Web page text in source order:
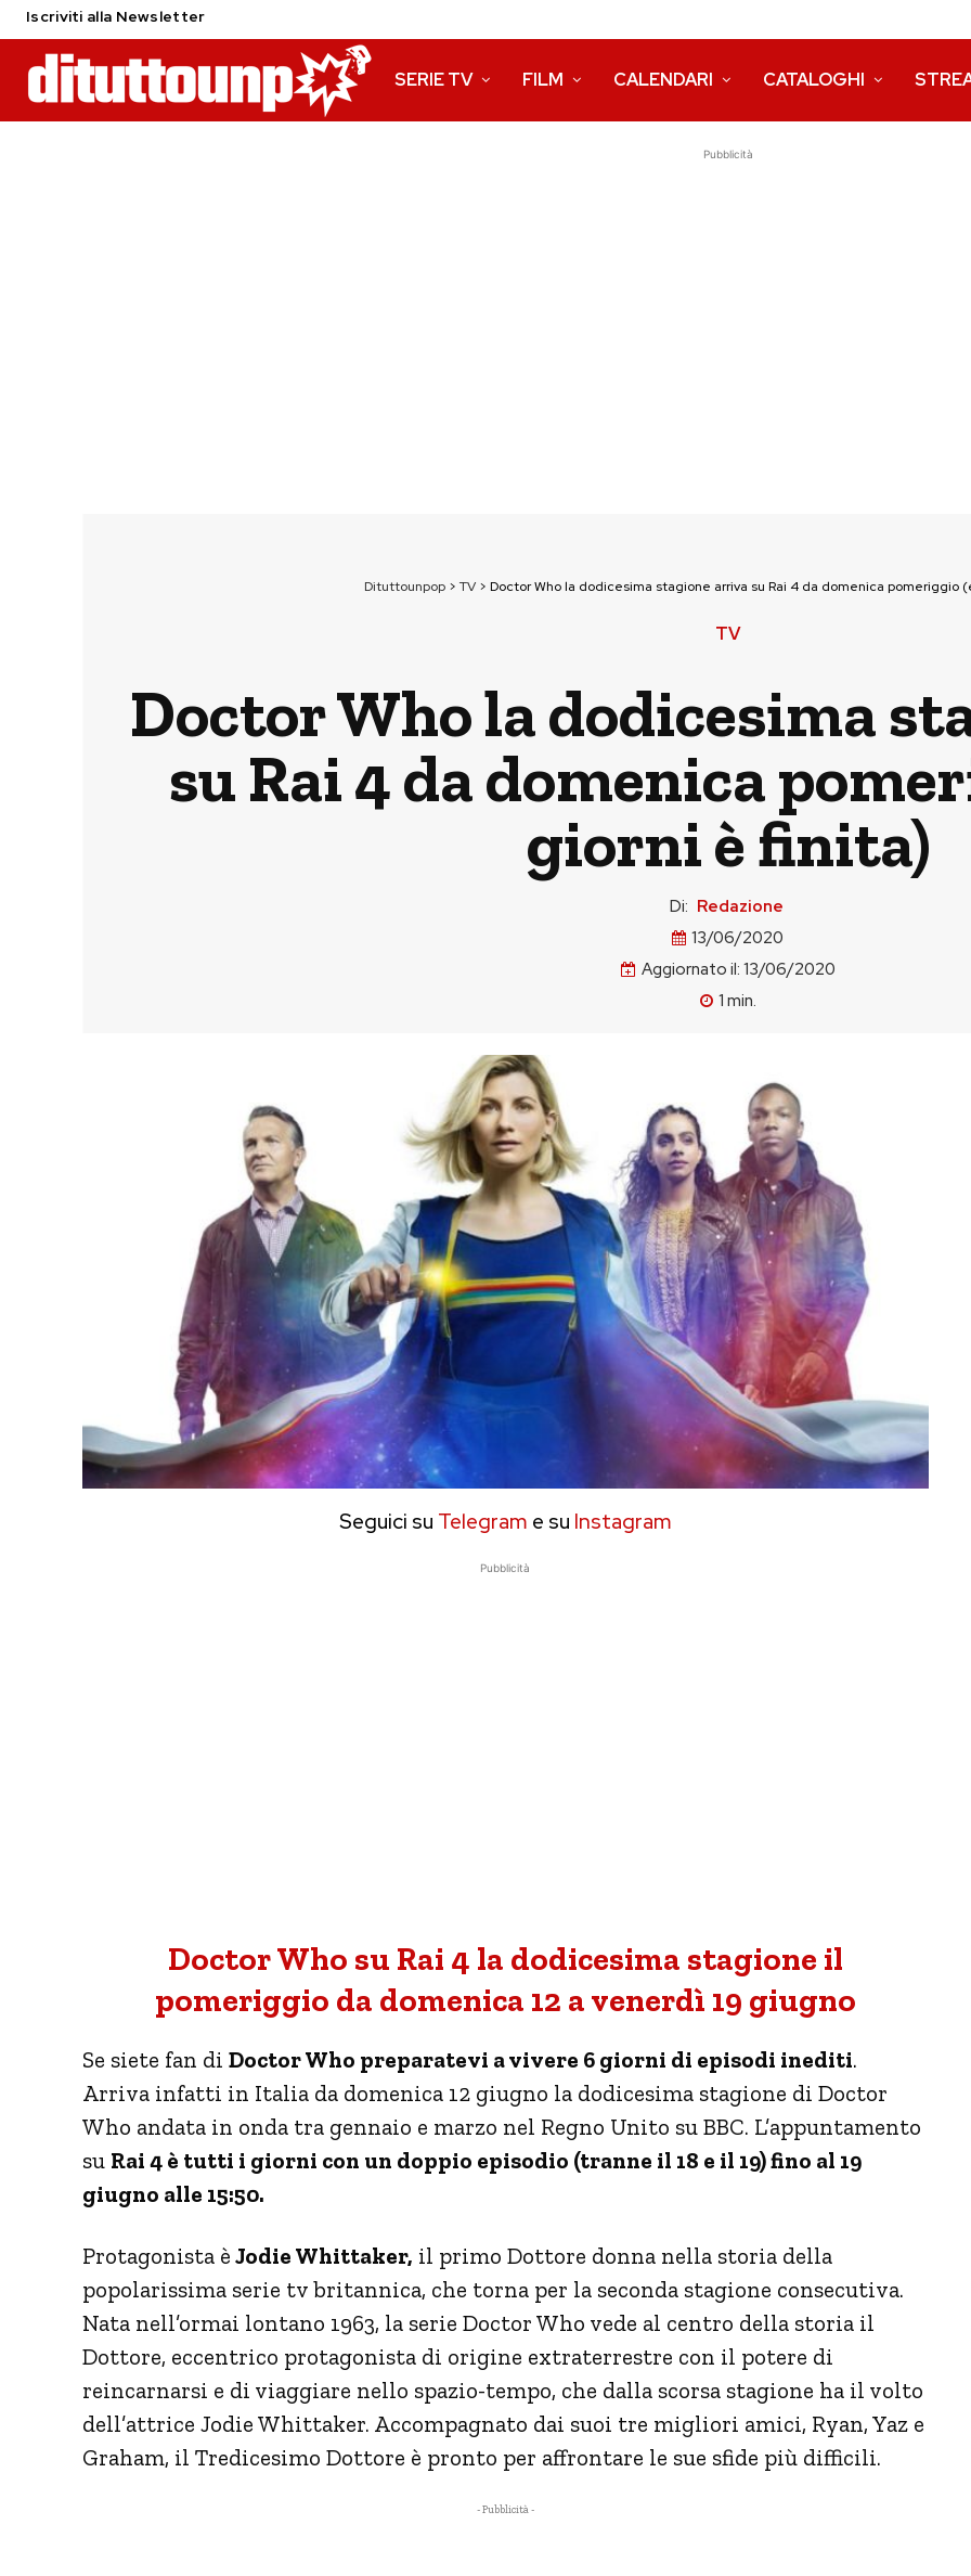
Iscriviti alla Newsletter
SERIE TV FILM CALENDARI CATALOGHI
Pubblicità
Dituttounpop> TV> Doctor Who la dodicesima stagione arriva su Rai 4 da domenica pomeriggio
TV
Doctor Who la dodicesima
su Rai 4 da domenica
giorni è finita)
Di: Redazione
13/06/2020
Aggiornato il: 13/06/2020
1 min.
Seguici su Telegram e su Instagram
Pubblicità
Doctor Who su Rai 4 la dodicesima stagione il
pomeriggio da domenica 12 a venerdì 19 giugno
Se siete fan di Doctor Who preparatevi a vivere 6 giorni di episodi inediti.
Arriva infatti in Italia da domenica 12 giugno la dodicesima stagione di Doctor
Who andata in onda tra gennaio e marzo nel Regno Unito su BBC. L’appuntamento
su Rai 4 è tutti i giorni con un doppio episodio (tranne il 18 e il 19) fino al 19
giugno alle 15:50.
Protagonista è Jodie Whittaker, il primo Dottore donna nella storia della
popolarissima serie tv britannica, che torna per la seconda stagione consecutiva.
Nata nell’ormai lontano 1963, la serie Doctor Who vede al centro della storia il
Dottore, eccentrico protagonista di origine extraterrestre con il potere di
reincarnarsi e di viaggiare nello spazio-tempo, che dalla scorsa stagione ha il volto
dell’attrice Jodie Whittaker. Accompagnato dai suoi tre migliori amici, Ryan, Yaz e
Graham, il Tredicesimo Dottore è pronto per affrontare le sue sfide più difficili.
- Pubblicità -